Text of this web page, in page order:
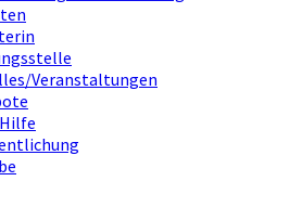
Veranstaltungen